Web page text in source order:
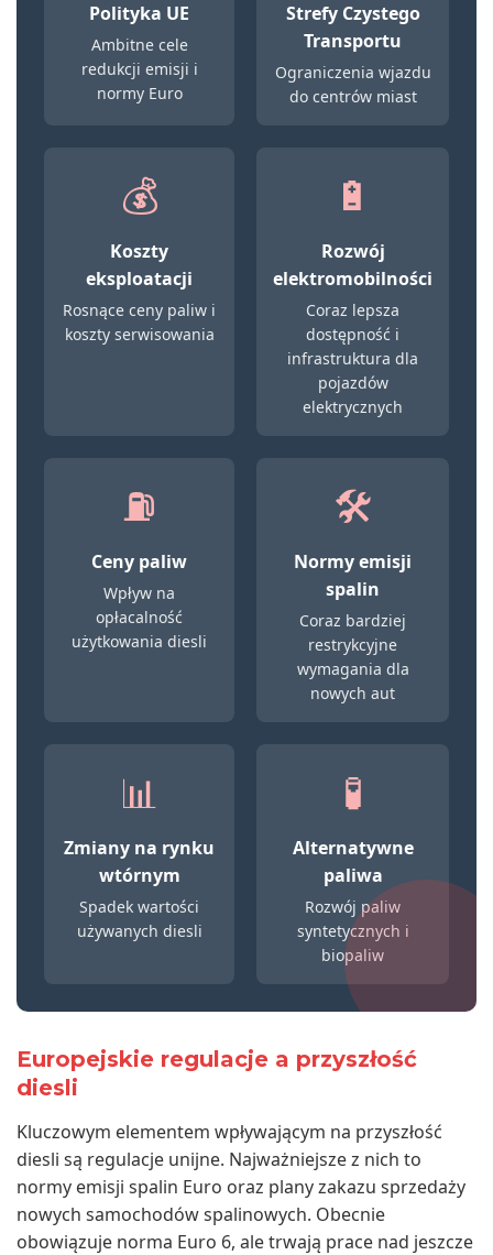
Polityka UE
Ambitne cele
redukcji emisji i
normy Euro
Strefy Czystego
Transportu
Ograniczenia wjazdu
do centrów miast
💰
Koszty
eksploatacji
Rosnące ceny paliw i
koszty serwisowania
🔋
Rozwój
elektromobilności
Coraz lepsza
dostępność i
infrastruktura dla
pojazdów
elektrycznych
⛽
Ceny paliw
Wpływ na
opłacalność
użytkowania diesli
🛠️
Normy emisji
spalin
Coraz bardziej
restrykcyjne
wymagania dla
nowych aut
📊
Zmiany na rynku
wtórnym
Spadek wartości
używanych diesli
🧪
Alternatywne
paliwa
Rozwój paliw
syntetycznych i
biopaliw
Europejskie regulacje a przyszłość
diesli
Kluczowym elementem wpływającym na przyszłość
diesli są regulacje unijne. Najważniejsze z nich to
normy emisji spalin Euro oraz plany zakazu sprzedaży
nowych samochodów spalinowych. Obecnie
obowiązuje norma Euro 6, ale trwają prace nad jeszcze